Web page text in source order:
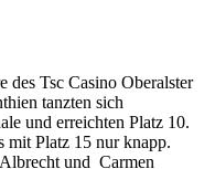
des Tsc Casino Oberalster
tanzten sich
und erreichten Platz 10.
mit Platz 15 nur knapp.
und Carmen